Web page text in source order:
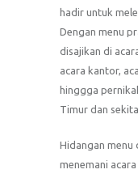
hadir untuk
Dengan menu
disajikan di
acara kantor,
hinggga
Timur dan
Hidangan menu
menemani